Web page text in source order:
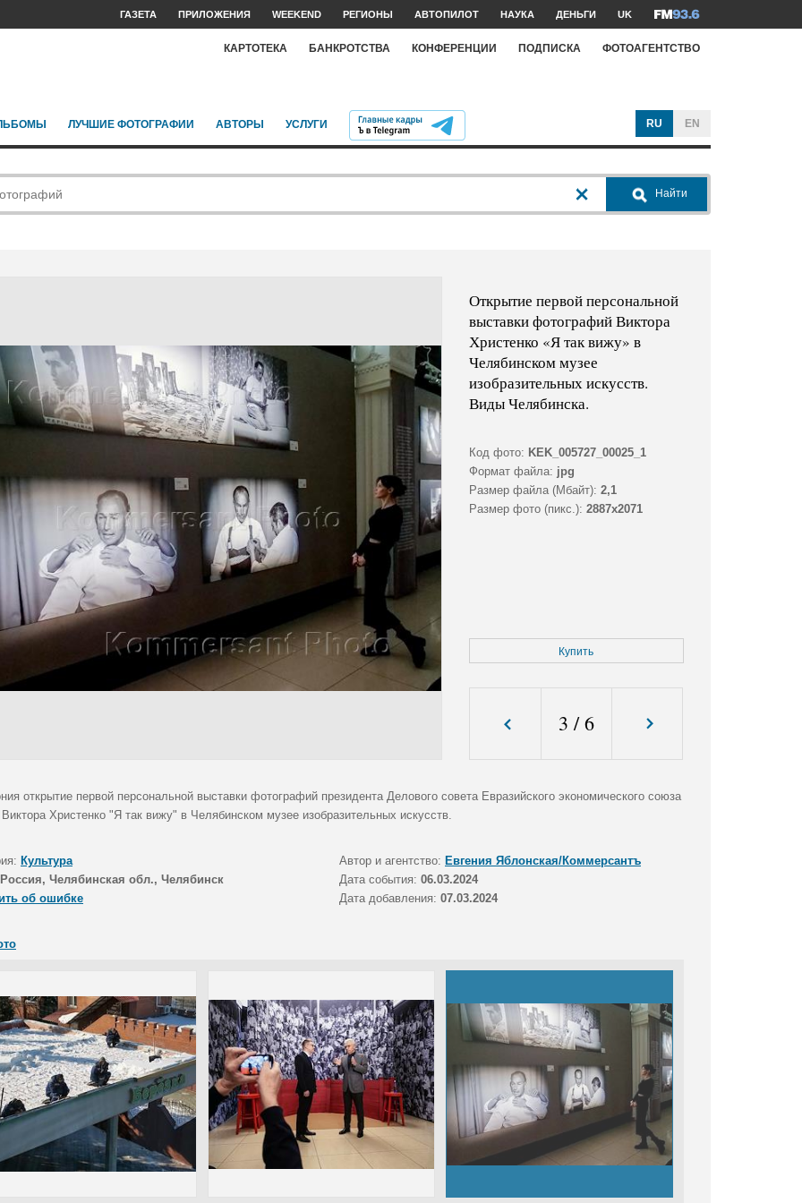
ГАЗЕТА ПРИЛОЖЕНИЯ WEEKEND РЕГИОНЫ АВТОПИЛОТ НАУКА ДЕНЬГИ UK
КАРТОТЕКА БАНКРОТСТВА КОНФЕРЕНЦИИ ПОДПИСКА ФОТОАГЕНТСТВО
ЛУЧШИЕ ФОТОГРАФИИ АВТОРЫ УСЛУГИ RU EN
Найти
Открытие первой персональной
выставки фотографий Виктора
Христенко «Я так вижу» в
Челябинском музее
изобразительных искусств.
Виды Челябинска.
Код фото: KEK_005727_00025_1
Формат файла: jpg
Размер файла (Мбайт): 2,1
Размер фото (пикс.): 2887x2071
Купить
3 /6
открытие первой персональной выставки фотографий президента Делового совета Евразийского экономического союза
Христенко "Я так вижу" в Челябинском музее изобразительных искусств.
Культура Автор и агентство: Евгения Яблонская/Коммерсантъ
Россия, Челябинская обл., Челябинск Дата события: 06.03.2024
об ошибке
Дата добавления: 07.03.2024